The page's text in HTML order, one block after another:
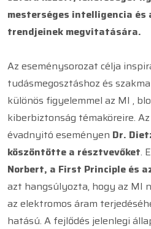
mesterséges intelligencia
trendjeinek megvitatására.
Az eseménysorozat célja
tudásmegosztáshoz és
különös figyelemmel az MI ,
kiberbiztonság témaköreire.
évadnyitó eseményen Dr.
köszöntötte a résztvevőket.
Norbert, a First Principle és
azt hangsúlyozta, hogy az MI
az elektromos áram
hatású. A fejlődés jelenlegi